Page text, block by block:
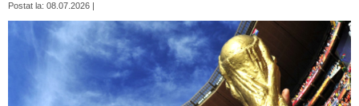
Postat la: 08.07.2026 |